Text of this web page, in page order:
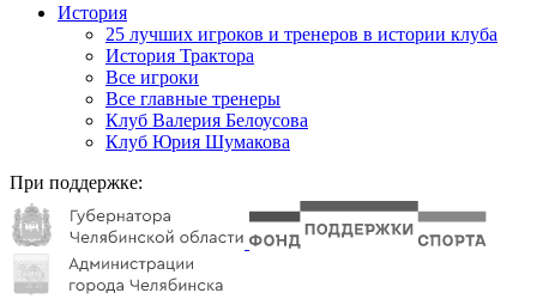
История
25 лучших игроков и тренеров в истории клуба
История Трактора
Все игроки
Все главные тренеры
Клуб Валерия Белоусова
Клуб Юрия Шумакова
При поддержке: